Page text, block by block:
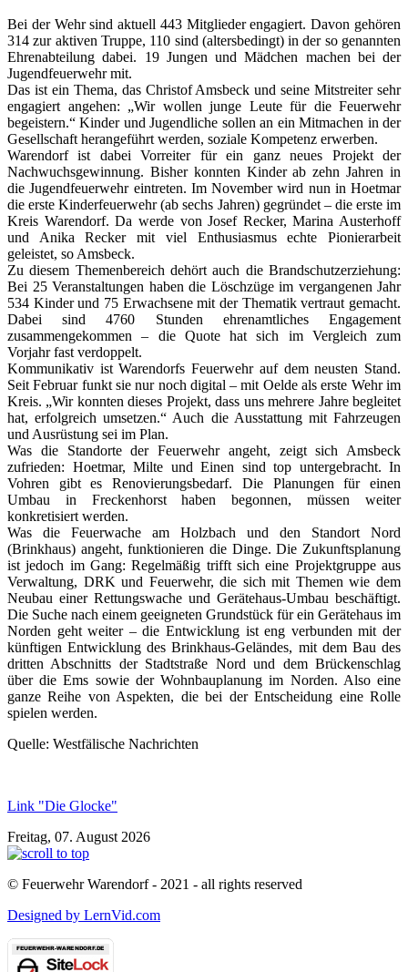
Bei der Wehr sind aktuell 443 Mitglieder engagiert. Davon gehören
314 zur aktiven Truppe, 110 sind (altersbedingt) in der so genannten
Ehrenabteilung dabei. 19 Jungen und Mädchen machen bei der
Jugendfeuerwehr mit.
Das ist ein Thema, das Christof Amsbeck und seine Mitstreiter sehr
engagiert angehen: „Wir wollen junge Leute für die Feuerwehr
begeistern.“ Kinder und Jugendliche sollen an ein Mitmachen in der
Gesellschaft herangeführt werden, soziale Kompetenz erwerben.
Warendorf ist dabei Vorreiter für ein ganz neues Projekt der
Nachwuchsgewinnung. Bisher konnten Kinder ab zehn Jahren in
die Jugendfeuerwehr eintreten. Im November wird nun in Hoetmar
die erste Kinderfeuerwehr (ab sechs Jahren) gegründet – die erste im
Kreis Warendorf. Da werde von Josef Recker, Marina Austerhoff
und Anika Recker mit viel Enthusiasmus echte Pionierarbeit
geleistet, so Amsbeck.
Zu diesem Themenbereich dehört auch die Brandschutzerziehung:
Bei 25 Veranstaltungen haben die Löschzüge im vergangenen Jahr
534 Kinder und 75 Erwachsene mit der Thematik vertraut gemacht.
Dabei sind 4760 Stunden ehrenamtliches Engagement
zusammengekommen – die Quote hat sich im Vergleich zum
Vorjahr fast verdoppelt.
Kommunikativ ist Warendorfs Feuerwehr auf dem neusten Stand.
Seit Februar funkt sie nur noch digital – mit Oelde als erste Wehr im
Kreis. „Wir konnten dieses Projekt, dass uns mehrere Jahre begleitet
hat, erfolgreich umsetzen.“ Auch die Ausstattung mit Fahrzeugen
und Ausrüstung sei im Plan.
Was die Standorte der Feuerwehr angeht, zeigt sich Amsbeck
zufrieden: Hoetmar, Milte und Einen sind top untergebracht. In
Vohren gibt es Renovierungsbedarf. Die Planungen für einen
Umbau in Freckenhorst haben begonnen, müssen weiter
konkretisiert werden.
Was die Feuerwache am Holzbach und den Standort Nord
(Brinkhaus) angeht, funktionieren die Dinge. Die Zukunftsplanung
ist jedoch im Gang: Regelmäßig trifft sich eine Projektgruppe aus
Verwaltung, DRK und Feuerwehr, die sich mit Themen wie dem
Neubau einer Rettungswache und Gerätehaus-Umbau beschäftigt.
Die Suche nach einem geeigneten Grundstück für ein Gerätehaus im
Norden geht weiter – die Entwicklung ist eng verbunden mit der
künftigen Entwicklung des Brinkhaus-Geländes, mit dem Bau des
dritten Abschnitts der Stadtstraße Nord und dem Brückenschlag
über die Ems sowie der Wohnbauplanung im Norden. Also eine
ganze Reihe von Aspekten, die bei der Entscheidung eine Rolle
spielen werden.
Quelle: Westfälische Nachrichten
Link "Die Glocke"
Freitag, 07. August 2026
© Feuerwehr Warendorf - 2021 - all rights reserved
Designed by LernVid.com